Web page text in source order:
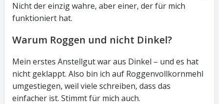
Nicht der einzig wahre, aber einer, der für mich
funktioniert hat.
Warum Roggen und nicht Dinkel?
Mein erstes Anstellgut war aus Dinkel – und es hat
nicht geklappt. Also bin ich auf Roggenvollkornmehl
umgestiegen, weil viele schreiben, dass das
einfacher ist. Stimmt für mich auch.